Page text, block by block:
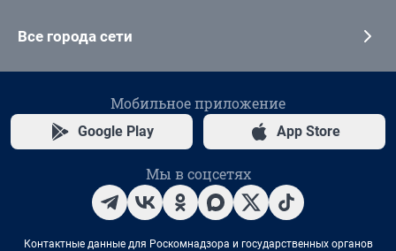
Все города сети
Мобильное приложение
Google Play App Store
Мы в соцсетях
Контактные данные для Роскомнадзора и государственных органов